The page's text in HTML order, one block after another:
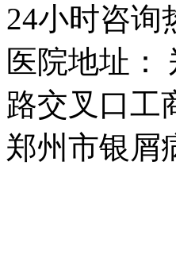
24小时咨询
医院地址：
路交叉口工
郑州市银屑